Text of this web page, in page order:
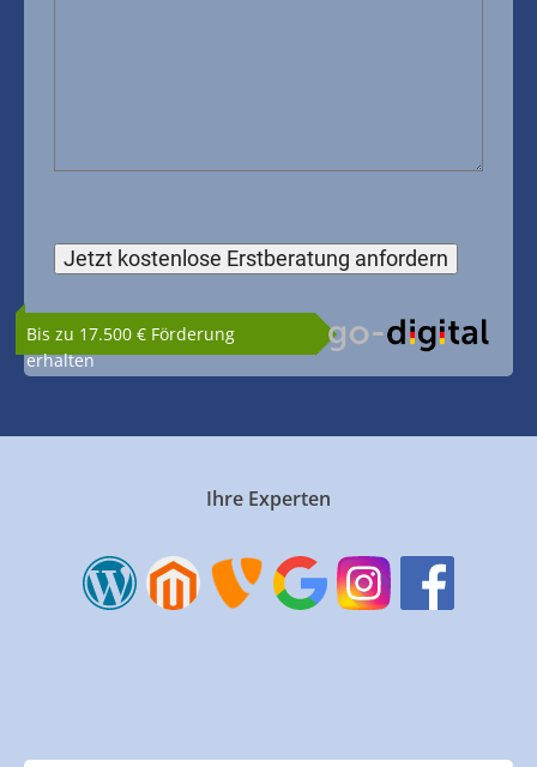
Bis zu 17.500 € Förderung
erhalten
Ihre Experten